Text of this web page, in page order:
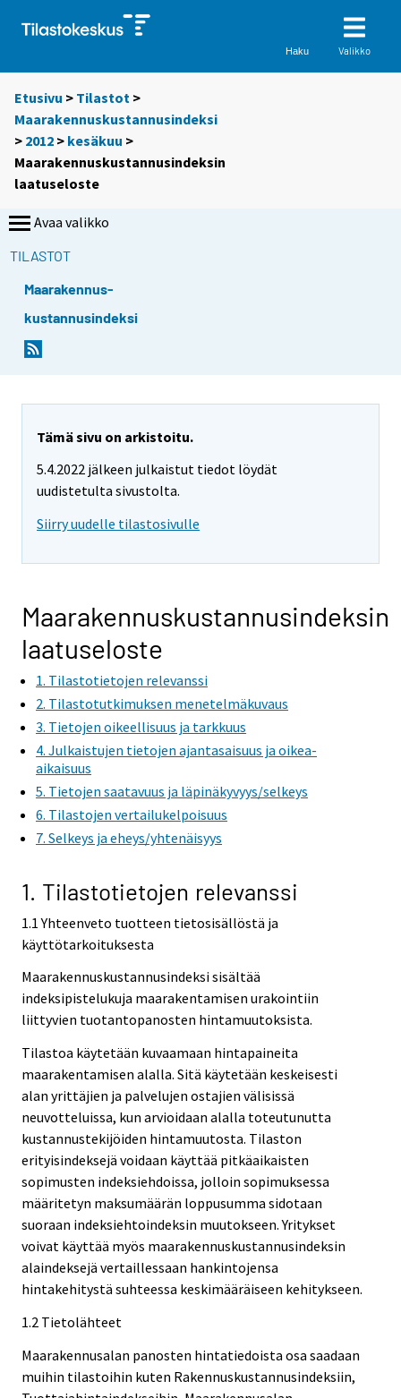
Haku Valikko
Etusivu > Tilastot >
Maarakennuskustannusindeksi
> 2012 > kesäkuu >
Maarakennuskustannusindeksin
laatuseloste
Avaa valikko
TILASTOT
Maarakennus-
kustannusindeksi
Tämä sivu on arkistoitu.
5.4.2022 jälkeen julkaistut tiedot löydät
uudistetulta sivustolta.
Siirry uudelle tilastosivulle
Maarakennuskustannusindeksin
laatuseloste
1. Tilastotietojen relevanssi
2. Tilastotutkimuksen menetelmäkuvaus
3. Tietojen oikeellisuus ja tarkkuus
4. Julkaistujen tietojen ajantasaisuus ja oikea-
aikaisuus
5. Tietojen saatavuus ja läpinäkyvyys/selkeys
6. Tilastojen vertailukelpoisuus
7. Selkeys ja eheys/yhtenäisyys
1. Tilastotietojen relevanssi
1.1 Yhteenveto tuotteen tietosisällöstä ja
käyttötarkoituksesta
Maarakennuskustannusindeksi sisältää
indeksipistelukuja maarakentamisen urakointiin
liittyvien tuotantopanosten hintamuutoksista.
Tilastoa käytetään kuvaamaan hintapaineita
maarakentamisen alalla. Sitä käytetään keskeisesti
alan yrittäjien ja palvelujen ostajien välisissä
neuvotteluissa, kun arvioidaan alalla toteutunutta
kustannustekijöiden hintamuutosta. Tilaston
erityisindeksejä voidaan käyttää pitkäaikaisten
sopimusten indeksiehdoissa, jolloin sopimuksessa
määritetyn maksumäärän loppusumma sidotaan
suoraan indeksiehtoindeksin muutokseen. Yritykset
voivat käyttää myös maarakennuskustannusindeksin
alaindeksejä vertaillessaan hankintojensa
hintakehitystä suhteessa keskimääräiseen kehitykseen.
1.2 Tietolähteet
Maarakennusalan panosten hintatiedoista osa saadaan
muihin tilastoihin kuten Rakennuskustannusindeksiin,